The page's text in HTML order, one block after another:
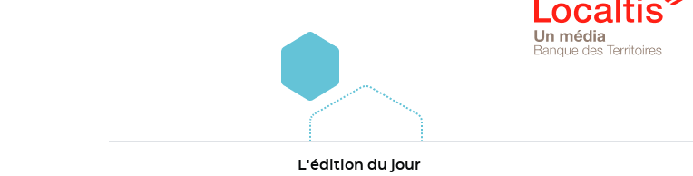
L'édition du jour